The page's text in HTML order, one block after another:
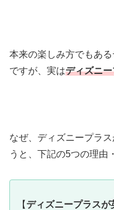
本来の楽しみ方でもあ
ですが、実はディズニ
なぜ、ディズニープラ
うと、下記の5つの理由
【 ディズニープラス